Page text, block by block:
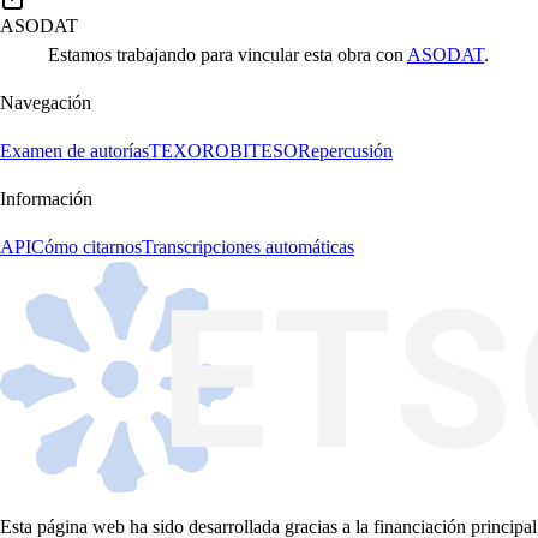
ASODAT
Estamos trabajando para vincular esta obra con ASODAT.
Navegación
Examen de autoríasTEXOROBITESORepercusión
Información
APICómo citarnosTranscripciones automáticas
Esta página web ha sido desarrollada gracias a la financiación